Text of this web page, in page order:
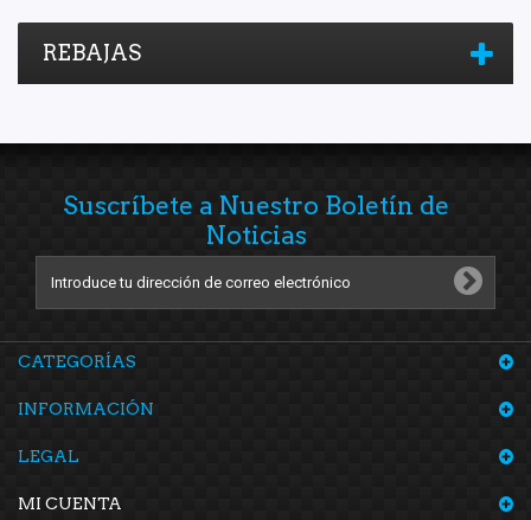
Rivsa(1)
Rotek(1)
Speedymexx
SYD(1)
Totalparts(5)
Tsubakimoto Chain Co.
Voltmax(2)
REBAJAS
Suscríbete a Nuestro Boletín de
Noticias
CATEGORÍAS
INFORMACIÓN
LEGAL
MI CUENTA